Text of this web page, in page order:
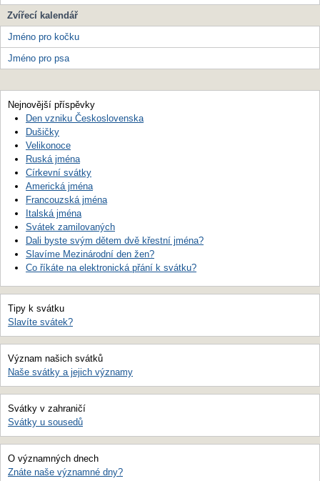
Zvířecí kalendář
Jméno pro kočku
Jméno pro psa
Nejnovější příspěvky
Den vzniku Československa
Dušičky
Velikonoce
Ruská jména
Církevní svátky
Americká jména
Francouzská jména
Italská jména
Svátek zamilovaných
Dali byste svým dětem dvě křestní jména?
Slavíme Mezinárodní den žen?
Co říkáte na elektronická přání k svátku?
Tipy k svátku
Slavíte svátek?
Význam našich svátků
Naše svátky a jejich významy
Svátky v zahraničí
Svátky u sousedů
O významných dnech
Znáte naše významné dny?